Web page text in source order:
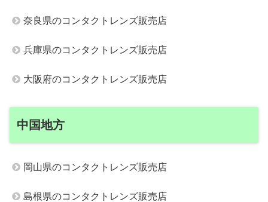
奈良県のコンタクトレンズ販売店
兵庫県のコンタクトレンズ販売店
大阪府のコンタクトレンズ販売店
中国地方
岡山県のコンタクトレンズ販売店
島根県のコンタクトレンズ販売店